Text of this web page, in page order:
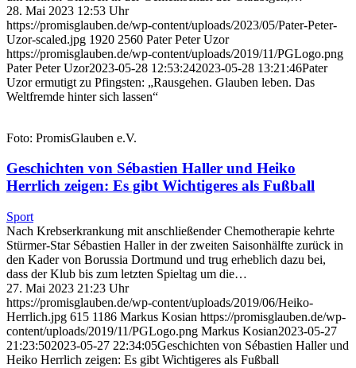
28. Mai 2023 12:53 Uhr
https://promisglauben.de/wp-content/uploads/2023/05/Pater-Peter-
Uzor-scaled.jpg 1920 2560 Pater Peter Uzor
https://promisglauben.de/wp-content/uploads/2019/11/PGLogo.png
Pater Peter Uzor2023-05-28 12:53:242023-05-28 13:21:46Pater
Uzor ermutigt zu Pfingsten: „Rausgehen. Glauben leben. Das
Weltfremde hinter sich lassen“
Foto: PromisGlauben e.V.
Geschichten von Sébastien Haller und Heiko
Herrlich zeigen: Es gibt Wichtigeres als Fußball
Sport
Nach Krebserkrankung mit anschließender Chemotherapie kehrte
Stürmer-Star Sébastien Haller in der zweiten Saisonhälfte zurück in
den Kader von Borussia Dortmund und trug erheblich dazu bei,
dass der Klub bis zum letzten Spieltag um die…
27. Mai 2023 21:23 Uhr
https://promisglauben.de/wp-content/uploads/2019/06/Heiko-
Herrlich.jpg 615 1186 Markus Kosian https://promisglauben.de/wp-
content/uploads/2019/11/PGLogo.png Markus Kosian2023-05-27
21:23:502023-05-27 22:34:05Geschichten von Sébastien Haller und
Heiko Herrlich zeigen: Es gibt Wichtigeres als Fußball